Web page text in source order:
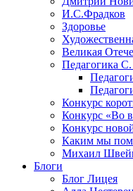
И.С.Фрадков
Здоровье
Великая
Педагогика
Конкурс
Конкурс «Во
Конкурс
Каким мы
Михаил
Блоги
Блог Лицея